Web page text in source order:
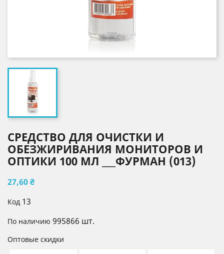
СРЕДСТВО ДЛЯ ОЧИСТКИ И
ОБЕЗЖИРИВАНИЯ МОНИТОРОВ И
ОПТИКИ 100 МЛ ___ФУРМАН (013)
27,60 ₴
Код 13
По наличию 995866 шт.
Оптовые скидки